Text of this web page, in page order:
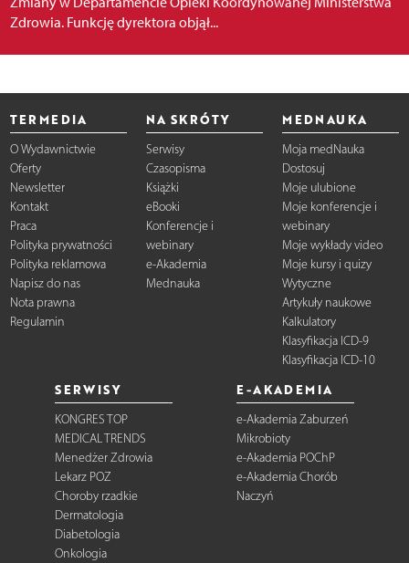
Zdrowia. Funkcję dyrektora objął...
TERMEDIA
O Wydawnictwie
Oferty
Newsletter
Kontakt
Praca
Polityka prywatności
Polityka reklamowa
Napisz do nas
Nota prawna
Regulamin
NA SKRÓTY
Serwisy
Czasopisma
Książki
eBooki
Konferencje i
webinary
e-Akademia
Mednauka
MEDNAUKA
Moja medNauka
Dostosuj
Moje ulubione
Moje konferencje i
webinary
Moje wykłady video
Moje kursy i quizy
Wytyczne
Artykuły naukowe
Kalkulatory
Klasyfikacja ICD-9
Klasyfikacja ICD-10
SERWISY
KONGRES TOP
MEDICAL TRENDS
Menedżer Zdrowia
Lekarz POZ
Choroby rzadkie
Dermatologia
Diabetologia
Onkologia
E-AKADEMIA
e-Akademia Zaburzeń
Mikrobioty
e-Akademia POChP
e-Akademia Chorób
Naczyń